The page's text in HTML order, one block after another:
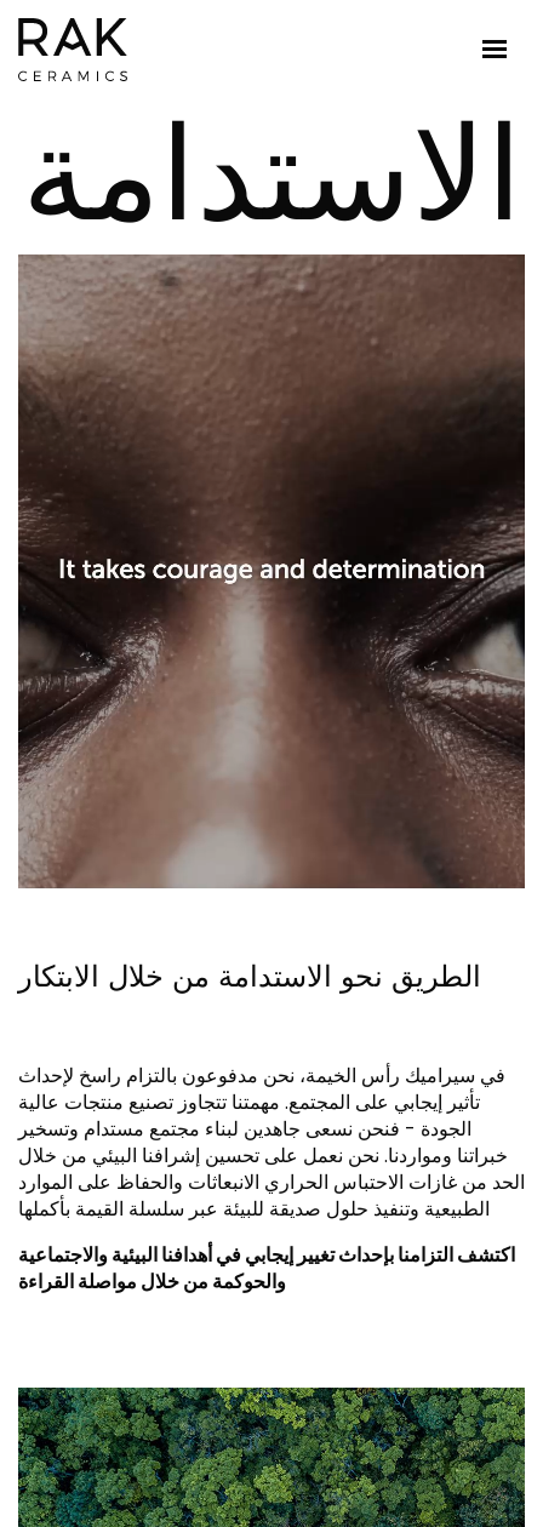
الاستدامة
الطريق نحو الاستدامة من خلال الابتكار
في سيراميك رأس الخيمة، نحن مدفوعون بالتزام راسخ لإحداث
تأثير إيجابي على المجتمع. مهمتنا تتجاوز تصنيع منتجات عالية
الجودة - فنحن نسعى جاهدين لبناء مجتمع مستدام وتسخير
خبراتنا ومواردنا. نحن نعمل على تحسين إشرافنا البيئي من خلال
الحد من غازات الاحتباس الحراري الانبعاثات والحفاظ على الموارد
الطبيعية وتنفيذ حلول صديقة للبيئة عبر سلسلة القيمة بأكملها
اكتشف التزامنا بإحداث تغيير إيجابي في أهدافنا البيئية والاجتماعية
والحوكمة من خلال مواصلة القراءة